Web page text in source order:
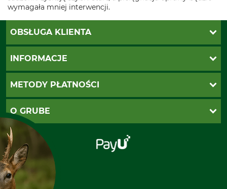
wymagała mniej interwencji.
OBSŁUGA KLIENTA
Katalogi Grube
Ustawienia plików cookie
INFORMACJE
Koszty dostawy
Regulamin sklepu
Klauzula RODO
Odstąpienie od zamówienia
METODY PŁATNOŚCI
PayU
Za pobraniem (z dopłatą)
Polecenie zapłaty SEPA
O GRUBE
Sklep stacjonarny
Kontakt
Grube w Europie